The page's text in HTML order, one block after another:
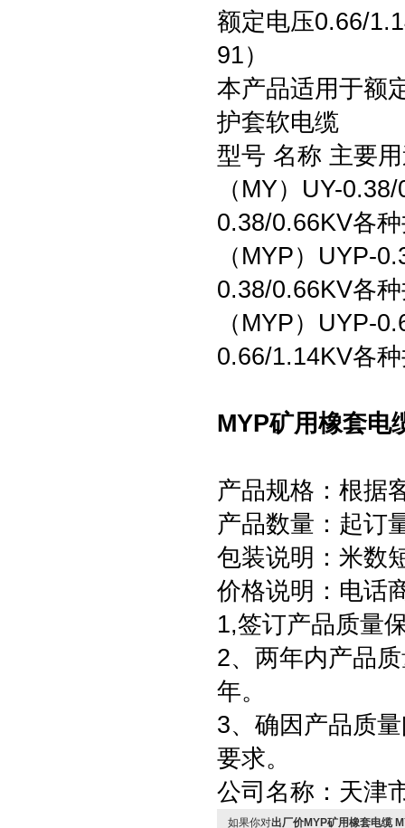
额定电压0.66/
91）
本产品适用于额
护套软电缆
型号 名称 主要
（MY）UY-
0.38/0.66KV各
（MYP）UYP-
0.38/0.66KV各
（MYP）UYP-
0.66/1.14KV各
MYP矿用橡套电
产品规格：根据
产品数量：起订
包装说明：米数
价格说明：电话
1,签订产品质量
2、两年内产品
年。
3、确因产品质
要求。
公司名称：天津
如果你对出厂价MYP矿用橡套电缆